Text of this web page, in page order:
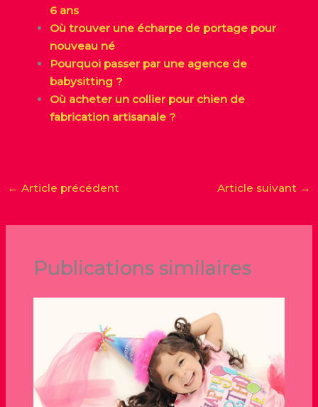
6 ans
Où trouver une écharpe de portage pour
nouveau né
Pourquoi passer par une agence de
babysitting ?
Où acheter un collier pour chien de
fabrication artisanale ?
← Article précédent Article suivant →
Publications similaires